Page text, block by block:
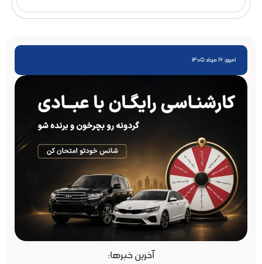
امروز: 16 مرداد 1405
آخرین خبرها: